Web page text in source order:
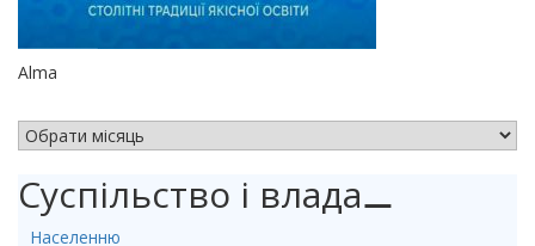
Alma
Суспільство і влада⚊
Населенню